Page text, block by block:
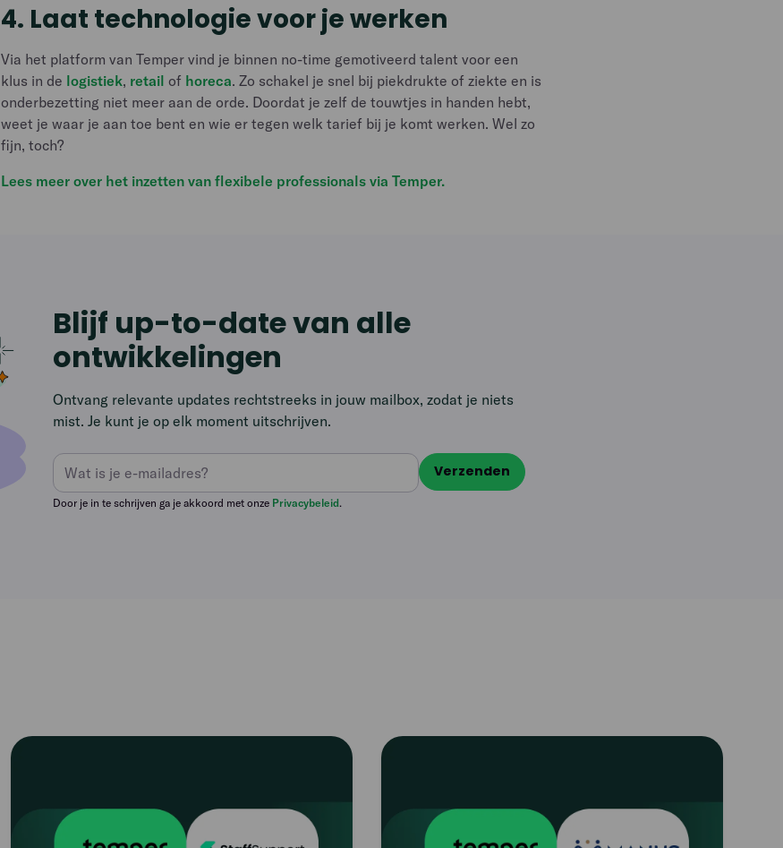
4. Laat technologie voor je werken
Via het platform van Temper vind je binnen no-time gemotiveerd talent voor een
klus in de logistiek, retail of horeca. Zo schakel je snel bij piekdrukte of ziekte en is
onderbezetting niet meer aan de orde. Doordat je zelf de touwtjes in handen hebt,
weet je waar je aan toe bent en wie er tegen welk tarief bij je komt werken. Wel zo
fijn, toch?
Lees meer over het inzetten van flexibele professionals via Temper.
Blijf up-to-date van alle
ontwikkelingen
Ontvang relevante updates rechtstreeks in jouw mailbox, zodat je niets
mist. Je kunt je op elk moment uitschrijven.
Door je in te schrijven ga je akkoord met onze Privacybeleid.
Read
Read